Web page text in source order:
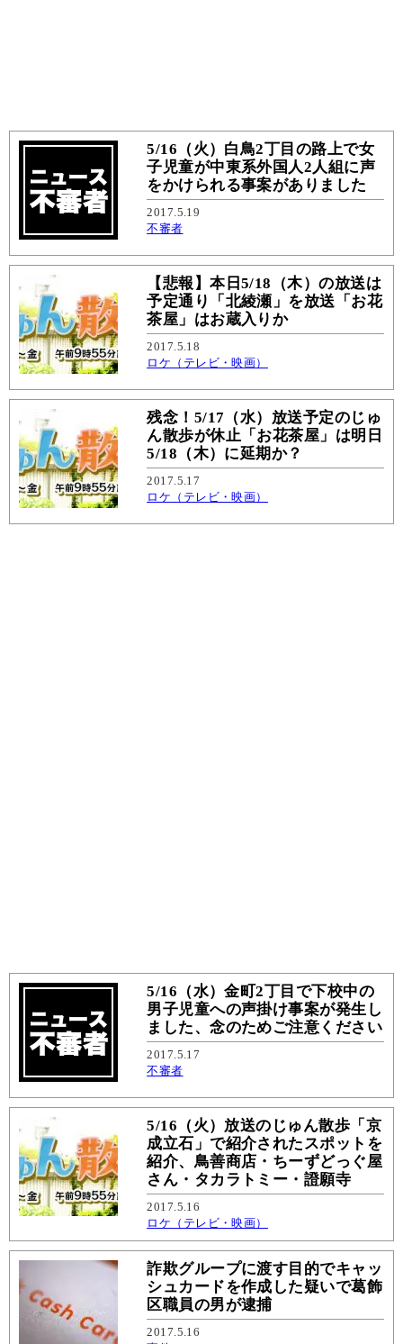
5/16（火）白鳥2丁目の路上で女
子児童が中東系外国人2人組に声
をかけられる事案がありました
2017.5.19
不審者
【悲報】本日5/18（木）の放送は
予定通り「北綾瀬」を放送「お花
茶屋」はお蔵入りか
2017.5.18
ロケ（テレビ・映画）
残念！5/17（水）放送予定のじゅ
ん散歩が休止「お花茶屋」は明日
5/18（木）に延期か？
2017.5.17
ロケ（テレビ・映画）
5/16（水）金町2丁目で下校中の
男子児童への声掛け事案が発生し
ました、念のためご注意ください
2017.5.17
不審者
5/16（火）放送のじゅん散歩「京
成立石」で紹介されたスポットを
紹介、鳥善商店・ちーずどっぐ屋
さん・タカラトミー・證願寺
2017.5.16
ロケ（テレビ・映画）
詐欺グループに渡す目的でキャッ
シュカードを作成した疑いで葛飾
区職員の男が逮捕
2017.5.16